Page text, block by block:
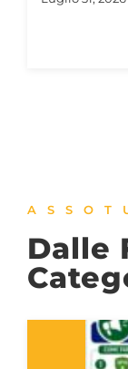
Dalle